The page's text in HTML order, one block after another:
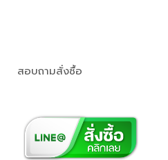
สอบถามสั่งซื้อ